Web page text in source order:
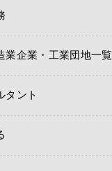
業企業・工業団地一覧
タント